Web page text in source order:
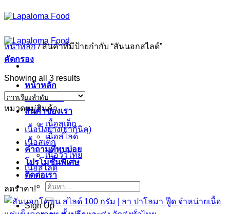
ข้าม
ไป
ยัง
เนื้อหา
หน้าหลัก
เกี่ยวกับเรา
สินค้าของเรา
เนื้อสเต็ก
เนื้อสไลด์
คำถามที่พบบ่อย
โปรโมชั่นพิเศษ
ติดต่อเรา
ค้นหา:
Sign Up
หน้าหลัก /สินค้าที่มีป้ายกำกับ “สันนอกสไลด์”
คัดกรอง
Showing all 3 results
หมวดหมู่สินค้า
เนื้อปิ้งย่าง(ยากินิคุ)
เนื้อสเต็ก
เนื้อวัวไทย
เนื้อสไลด์
ลดราคา!